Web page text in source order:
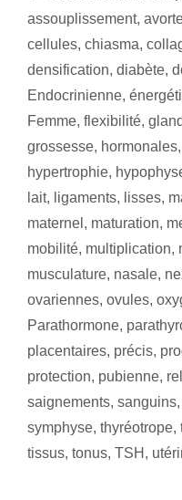
assouplissement,
cellules, chiasma,
densification, diabète,
Endocrinienne,
Femme, flexibilité,
grossesse, hormonales,
hypertrophie,
lait, ligaments, lisses,
maternel , maturation,
mobilité, multiplication,
musculature, nasale,
ovariennes, ovules,
Parathormone,
placentaires, précis,
protection, pubienne,
saignements, sanguins,
symphyse, thyréotrope,
tissus, tonus, TSH ,